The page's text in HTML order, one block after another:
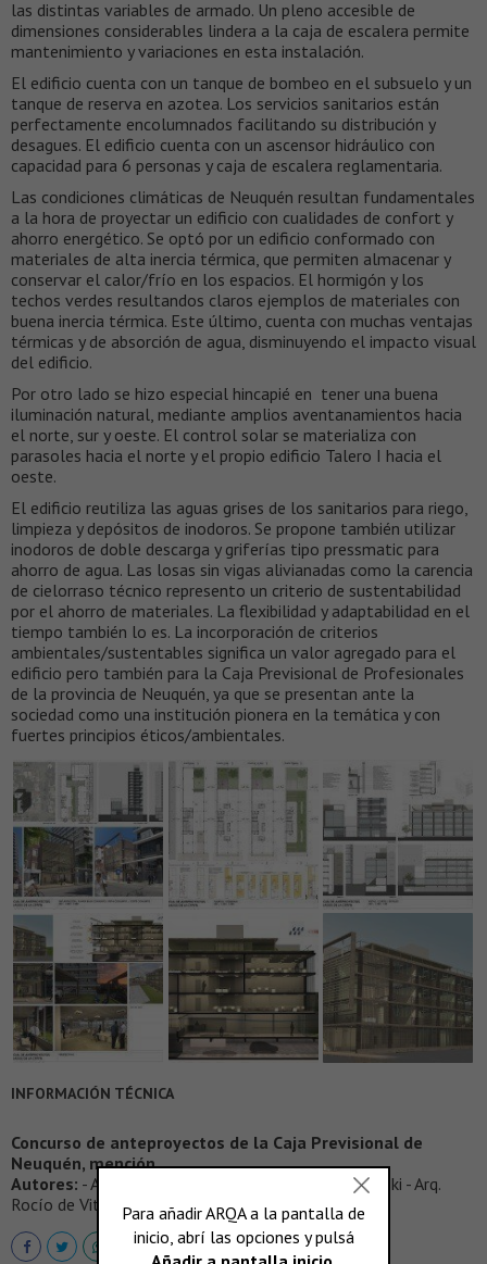
las distintas variables de armado. Un pleno accesible de
dimensiones considerables lindera a la caja de escalera permite
mantenimiento y variaciones en esta instalación.
El edificio cuenta con un tanque de bombeo en el subsuelo y un
tanque de reserva en azotea. Los servicios sanitarios están
perfectamente encolumnados facilitando su distribución y
desagues. El edificio cuenta con un ascensor hidráulico con
capacidad para 6 personas y caja de escalera reglamentaria.
Las condiciones climáticas de Neuquén resultan fundamentales
a la hora de proyectar un edificio con cualidades de confort y
ahorro energético. Se optó por un edificio conformado con
materiales de alta inercia térmica, que permiten almacenar y
conservar el calor/frío en los espacios. El hormigón y los
techos verdes resultandos claros ejemplos de materiales con
buena inercia térmica. Este último, cuenta con muchas ventajas
térmicas y de absorción de agua, disminuyendo el impacto visual
del edificio.
Por otro lado se hizo especial hincapié en tener una buena
iluminación natural, mediante amplios aventanamientos hacia
el norte, sur y oeste. El control solar se materializa con
parasoles hacia el norte y el propio edificio Talero I hacia el
oeste.
El edificio reutiliza las aguas grises de los sanitarios para riego,
limpieza y depósitos de inodoros. Se propone también utilizar
inodoros de doble descarga y griferías tipo pressmatic para
ahorro de agua. Las losas sin vigas alivianadas como la carencia
de cielorraso técnico represento un criterio de sustentabilidad
por el ahorro de materiales. La flexibilidad y adaptabilidad en el
tiempo también lo es. La incorporación de criterios
ambientales/sustentables significa un valor agregado para el
edificio pero también para la Caja Previsional de Profesionales
de la provincia de Neuquén, ya que se presentan ante la
sociedad como una institución pionera en la temática y con
fuertes principios éticos/ambientales.
INFORMACIÓN TÉCNICA
Concurso de anteproyectos de la Caja Previsional de
Neuquén, mención
Autores: - Arq. Kevin Hampton - Arq. Daniel Ciepelinski - Arq.
Rocío de Vita